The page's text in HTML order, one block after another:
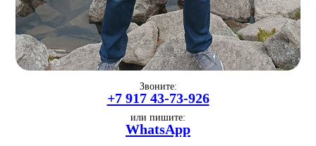
Звоните:
+7 917 43-73-926
или пишите:
WhatsApp